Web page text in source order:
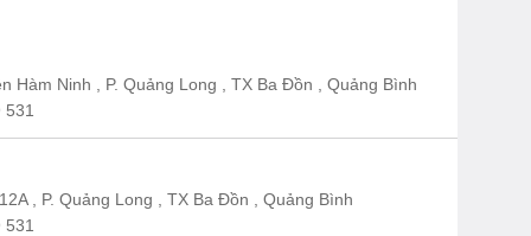
Hàm Ninh , P. Quảng Long , TX Ba Đồn , Quảng Bình
531
, P. Quảng Long , TX Ba Đồn , Quảng Bình
531